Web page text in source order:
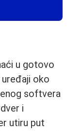
u gotovo
oko
softvera
i
utiru put